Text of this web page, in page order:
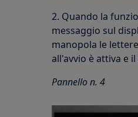
2. Quando la
messaggio sul
manopola le
all'avvio è attiva e
Pannello n. 4